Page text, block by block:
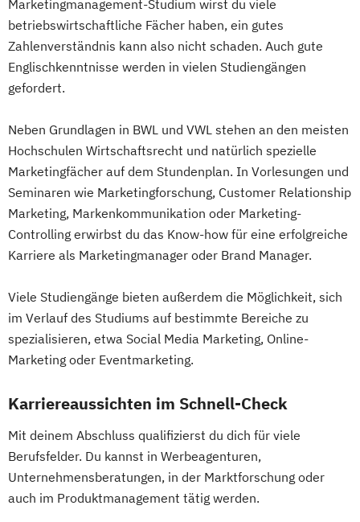
Marketingmanagement-Studium wirst du viele
betriebswirtschaftliche Fächer haben, ein gutes
Zahlenverständnis kann also nicht schaden. Auch gute
Englischkenntnisse werden in vielen Studiengängen
gefordert.
Neben Grundlagen in BWL und VWL stehen an den meisten
Hochschulen Wirtschaftsrecht und natürlich spezielle
Marketingfächer auf dem Stundenplan. In Vorlesungen und
Seminaren wie Marketingforschung, Customer Relationship
Marketing, Markenkommunikation oder Marketing-
Controlling erwirbst du das Know-how für eine erfolgreiche
Karriere als Marketingmanager oder Brand Manager.
Viele Studiengänge bieten außerdem die Möglichkeit, sich
im Verlauf des Studiums auf bestimmte Bereiche zu
spezialisieren, etwa Social Media Marketing, Online-
Marketing oder Eventmarketing.
Karriereaussichten im Schnell-Check
Mit deinem Abschluss qualifizierst du dich für viele
Berufsfelder. Du kannst in Werbeagenturen,
Unternehmensberatungen, in der Marktforschung oder
auch im Produktmanagement tätig werden.